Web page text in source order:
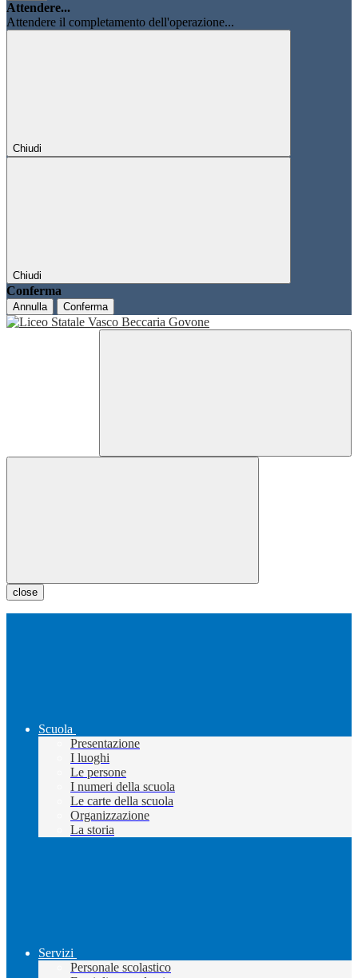
Attendere...
Attendere il completamento dell'operazione...
Chiudi
Chiudi
Conferma
Annulla Conferma
close
Scuola
Presentazione
I luoghi
Le persone
I numeri della scuola
Le carte della scuola
Organizzazione
La storia
Servizi
Personale scolastico